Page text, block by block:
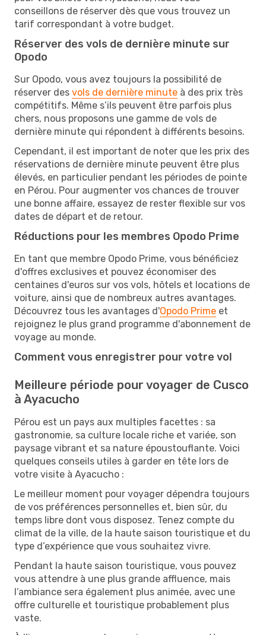
conseillons de réserver dès que vous trouvez un
tarif correspondant à votre budget.
Réserver des vols de dernière minute sur
Opodo
Sur Opodo, vous avez toujours la possibilité de
réserver des vols de dernière minute à des prix très
compétitifs. Même s’ils peuvent être parfois plus
chers, nous proposons une gamme de vols de
dernière minute qui répondent à différents besoins.
Cependant, il est important de noter que les prix des
réservations de dernière minute peuvent être plus
élevés, en particulier pendant les périodes de pointe
en Pérou. Pour augmenter vos chances de trouver
une bonne affaire, essayez de rester flexible sur vos
dates de départ et de retour.
Réductions pour les membres Opodo Prime
En tant que membre Opodo Prime, vous bénéficiez
d'offres exclusives et pouvez économiser des
centaines d'euros sur vos vols, hôtels et locations de
voiture, ainsi que de nombreux autres avantages.
Découvrez tous les avantages d'Opodo Prime et
rejoignez le plus grand programme d'abonnement de
voyage au monde.
Comment vous enregistrer pour votre vol
Meilleure période pour voyager de Cusco
à Ayacucho
Pérou est un pays aux multiples facettes : sa
gastronomie, sa culture locale riche et variée, son
paysage vibrant et sa nature époustouflante. Voici
quelques conseils utiles à garder en tête lors de
votre visite à Ayacucho :
Le meilleur moment pour voyager dépendra toujours
de vos préférences personnelles et, bien sûr, du
temps libre dont vous disposez. Tenez compte du
climat de la ville, de la haute saison touristique et du
type d’expérience que vous souhaitez vivre.
Pendant la haute saison touristique, vous pouvez
vous attendre à une plus grande affluence, mais
l’ambiance sera également plus animée, avec une
offre culturelle et touristique probablement plus
vaste.